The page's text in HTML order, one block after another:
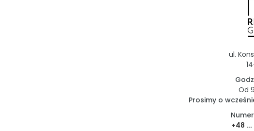
37,51 m² 2
ul.
Od
Prosimy o
+48 ...